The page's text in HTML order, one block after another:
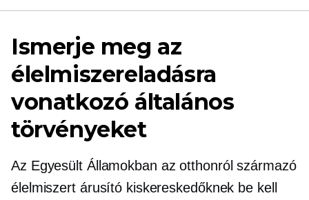
Ismerje meg az
élelmiszereladásra
vonatkozó általános
törvényeket
Az Egyesült Államokban az otthonról származó
élelmiszert árusító kiskereskedőknek be kell